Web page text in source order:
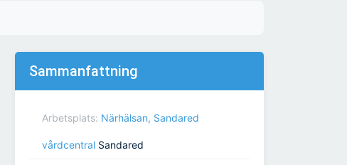
Sammanfattning
Arbetsplats: Närhälsan, Sandared
vårdcentral Sandared